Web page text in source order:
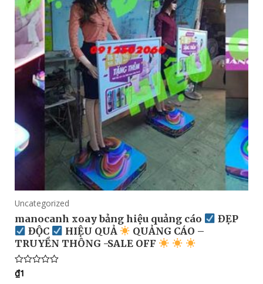
Uncategorized
manocanh xoay bảng hiệu quảng cáo
ĐẸP
ĐỘC
HIỆU QUẢ
QUẢNG CÁO –
TRUYỀN THÔNG -SALE OFF
Rated
0
₫1